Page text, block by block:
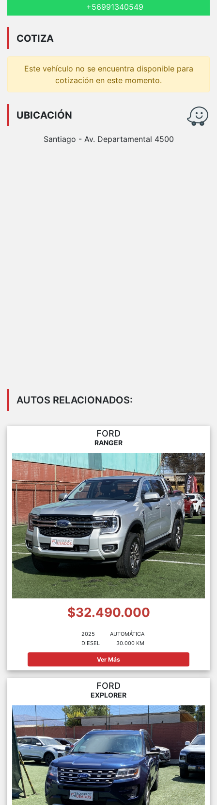
+56991340549
COTIZA
Este vehículo no se encuentra disponible para
cotización en este momento.
UBICACIÓN
Santiago - Av. Departamental 4500
AUTOS RELACIONADOS:
FORD
RANGER
$32.490.000
2025
DIESEL
AUTOMÁTICA
30.000 KM
Ver Más
FORD
EXPLORER